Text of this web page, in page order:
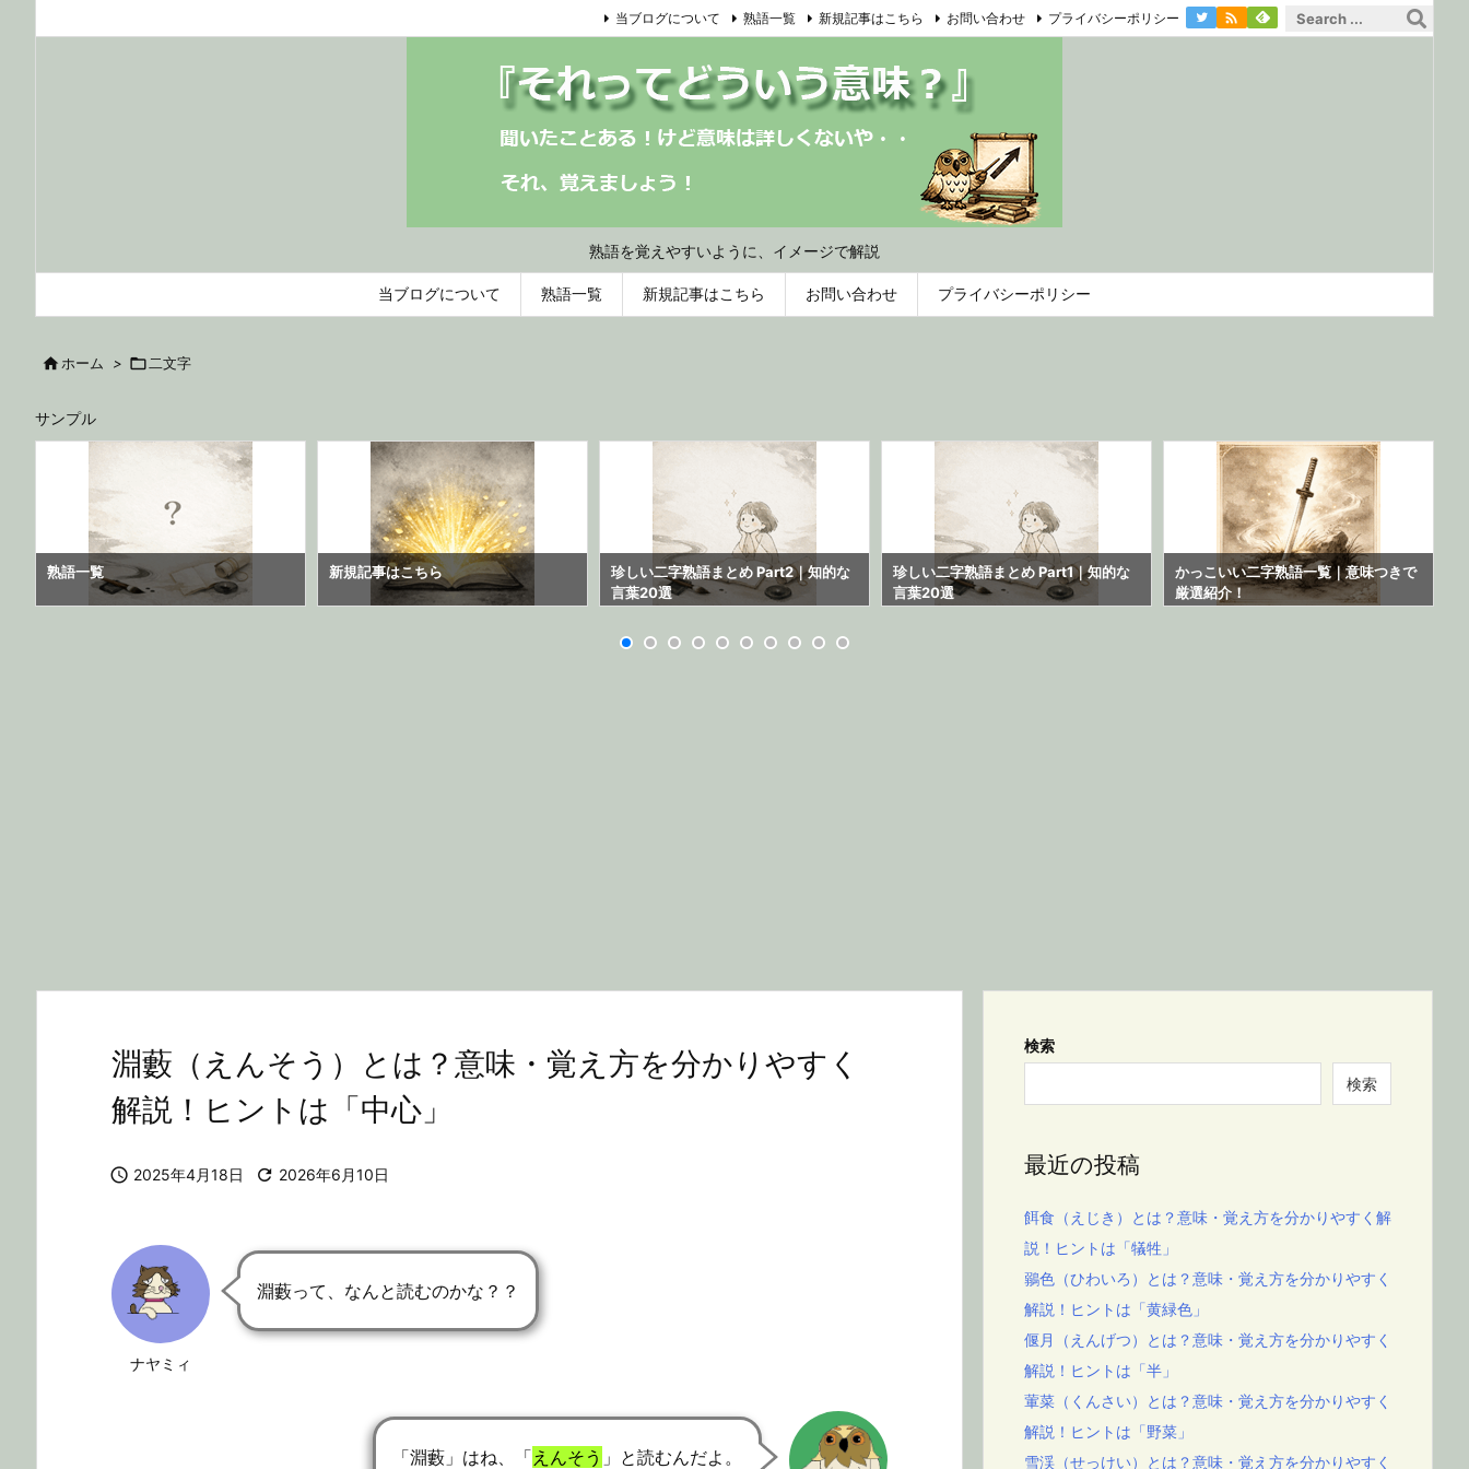
熟語を覚えやすいように、イメージで解説
当ブログについて 熟語一覧 新規記事はこちら お問い合わせ プライバシーポリシー
当ブログについて 熟語一覧 新規記事はこちら お問い合わせ プライバシーポリシー 
 ホーム >  二文字
サンプル
熟語一覧 新規記事はこちら
珍しい二字熟語まとめ Part2｜知的な
言葉20選
珍しい二字熟語まとめ Part1｜知的な
言葉20選
かっこいい二字熟語一覧｜意味つきで
厳選紹介！
淵藪（えんそう）とは？意味・覚え方を分かりやすく
解説！ヒントは「中心」
 2025年4月18日  2026年6月10日
ナヤミィ
淵藪って、なんと読むのかな？？
「淵藪」はね、「 えんそう 」と読むんだよ。
検索
検索
最近の投稿
餌食（えじき）とは？意味・覚え方を分かりやすく解
説！ヒントは「犠牲」
鶸色（ひわいろ）とは？意味・覚え方を分かりやすく
解説！ヒントは「黄緑色」
偃月（えんげつ）とは？意味・覚え方を分かりやすく
解説！ヒントは「半」
葷菜（くんさい）とは？意味・覚え方を分かりやすく
解説！ヒントは「野菜」
雪渓（せっけい）とは？意味・覚え方を分かりやすく